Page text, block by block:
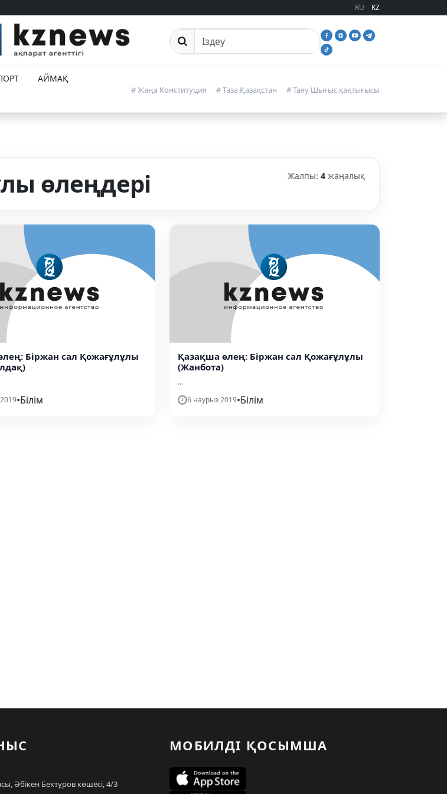
RU KZ
Сайттан іздеу
АЙМАҚ
# Жаңа Конституция # Таза Қазақстан # Таяу Шығыс қақтығысы
өлеңдері Жалпы: 4 жаңалық
Біржан сал Қожағұлұлы
•Білім
Қазақша өлең: Біржан сал Қожағұлұлы
(Жанбота)
...
6 наурыз 2019•Білім
Әбікен Бектұров көшесі, 4/3
МОБИЛДІ ҚОСЫМША